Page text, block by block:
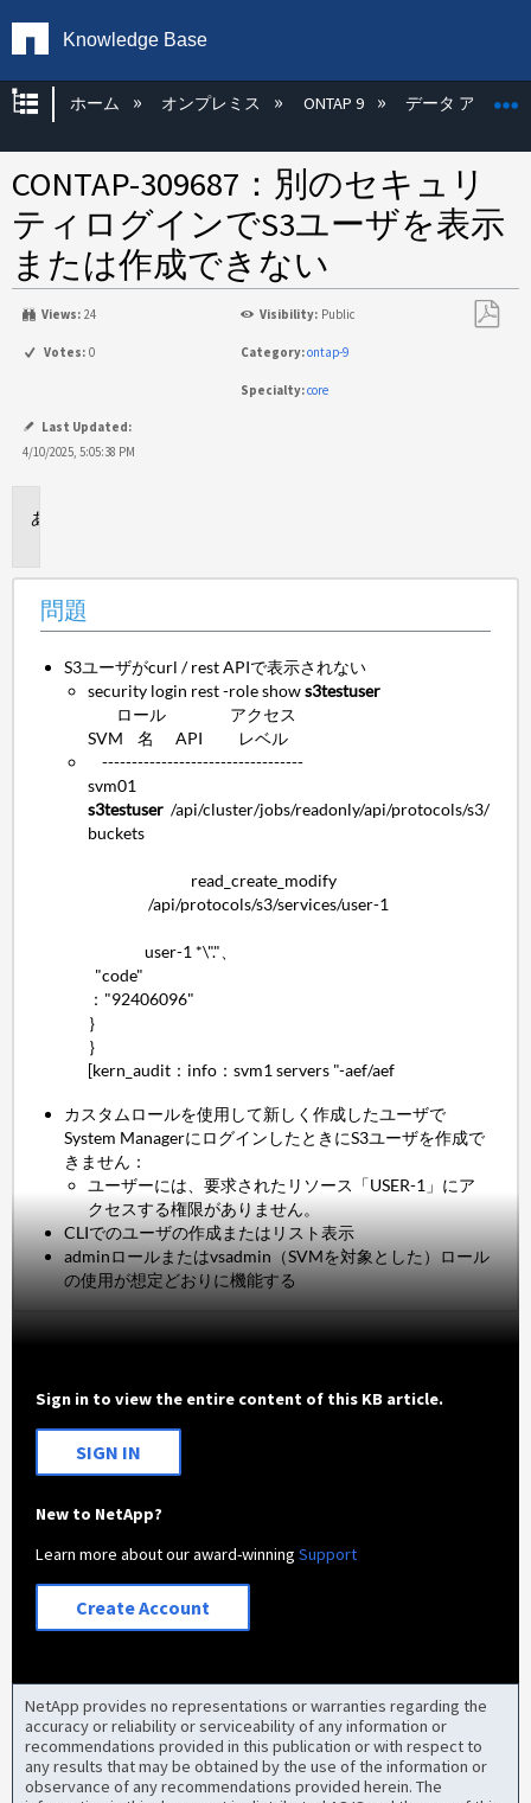
Knowledge Base
グローバル階層を展開/折りたたむ
ホーム オンプレミス ONTAP 9 データ アクセス
CONTAP-309687：別のセキュリ
ティログインでS3ユーザを表示
または作成できない
Views: 24 Visibility: Public
Votes: 0 Category:ontap-9
Specialty:core
Last Updated:
4/10/2025, 5:05:38 PM
問題
S3ユーザがcurl / rest APIで表示されない
security login rest -role shows3testuser
ロール アクセス
SVM 名 API レベル
----------------------------------
svm01
s3testuser /api/cluster/jobs/readonly/api/protocols/s3/
buckets
read_create_modify
/api/protocols/s3/services/user-1
user-1 *\"."、
"code"
："92406096"
｝
｝
[kern_audit：info：svm1 servers "-aef/aef
カスタムロールを使用して新しく作成したユーザで
System ManagerにログインしたときにS3ユーザを作成で
きません：
ユーザーには、要求されたリソース「USER-1」にア
クセスする権限がありません。
CLIでのユーザの作成またはリスト表示
adminロールまたはvsadmin（SVMを対象とした）ロール
の使用が想定どおりに機能する
Sign in to view the entire content of this KB article.
SIGN IN
New to NetApp?
Learn more about our award-winningSupport
Create Account
NetApp provides no representations or warranties regarding the
accuracy or reliability or serviceability of any information or
recommendations provided in this publication or with respect to
any results that may be obtained by the use of the information or
observance of any recommendations provided herein. The